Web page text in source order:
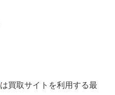
は買取サイトを利用する最